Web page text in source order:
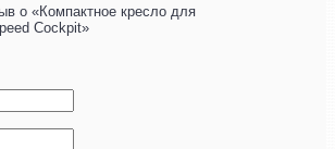
о «Компактное кресло для
​​Cockpit»